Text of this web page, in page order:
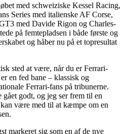
med schweiziske Kessel Racing,
Series med italienske AF Corse,
med Davide Rigon og Charles-
på femtepladsen i både første og
og håber nu på et topresultat
sted at være, når du er Ferrari-
en fed bane – klassisk og
Ferrari-fans på tribunerne.
godt, og jeg ser frem til en
være med til at kæmpe om en
markeret sig som en af de nye